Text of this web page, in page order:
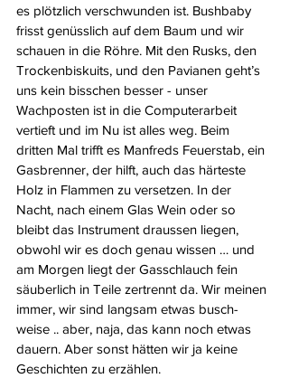
es plötzlich verschwunden ist. Bushbaby
frisst genüsslich auf dem Baum und wir
schauen in die Röhre. Mit den Rusks, den
Trockenbiskuits, und den Pavianen geht’s
uns kein bisschen besser - unser
Wachposten ist in die Computerarbeit
vertieft und im Nu ist alles weg. Beim
dritten Mal trifft es Manfreds Feuerstab, ein
Gasbrenner, der hilft, auch das härteste
Holz in Flammen zu versetzen. In der
Nacht, nach einem Glas Wein oder so
bleibt das Instrument draussen liegen,
obwohl wir es doch genau wissen … und
am Morgen liegt der Gasschlauch fein
säuberlich in Teile zertrennt da. Wir meinen
immer, wir sind langsam etwas busch-
weise .. aber, naja, das kann noch etwas
dauern. Aber sonst hätten wir ja keine
Geschichten zu erzählen.